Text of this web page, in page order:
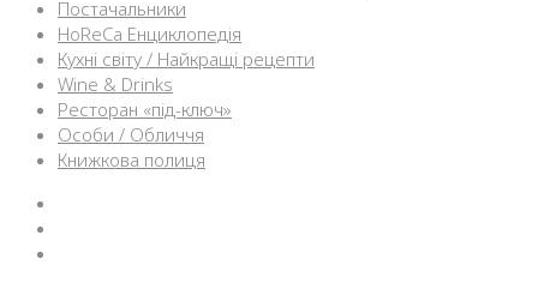
Постачальники
HoReCa Енциклопедія
Кухні світу / Найкращі рецепти
Wine & Drinks
Ресторан «під-ключ»
Особи / Обличчя
Книжкова полиця